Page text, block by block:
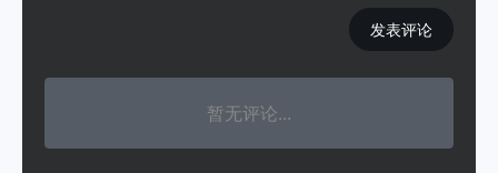
发表评论
暂无评论...